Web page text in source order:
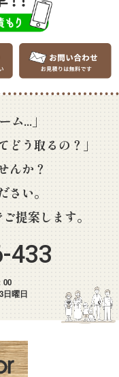
ム...」
どう取るの？」
んか？
さい。
提案します。
433
00
曜日